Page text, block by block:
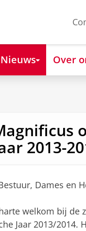
Nieuws Over
2013-
Dames en
welkom bij de
Jaar 2013/2014.